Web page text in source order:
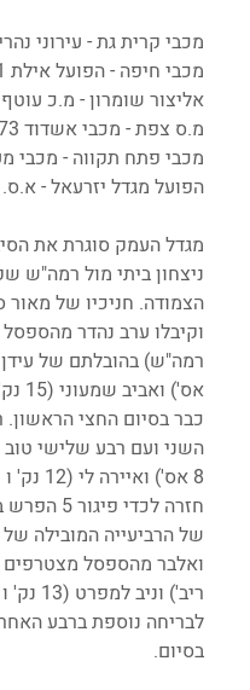
מכבי קרית גת - עירוני נהריה
מכבי חיפה - הפועל אילת 104:91
אליצור שומרון - מ.כ עוטף
מ.ס צפת - מכבי אשדוד 86:73
מכבי פתח תקווה - מכבי
הפועל מגדל יזרעאל - א.ס.
מגדל העמק סוגרת את
ניצחון ביתי מול
כבר בסיום החצי
חזרה
של הרביעייה המובילה
לבריחה נוספת ברבע
בסיום.